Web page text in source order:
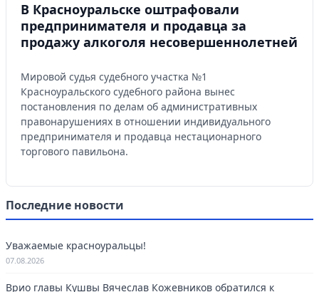
В Красноуральске оштрафовали
предпринимателя и продавца за
продажу алкоголя несовершеннолетней
Мировой судья судебного участка №1
Красноуральского судебного района вынес
постановления по делам об административных
правонарушениях в отношении индивидуального
предпринимателя и продавца нестационарного
торгового павильона.
Последние новости
Уважаемые красноуральцы!
07.08.2026
Врио главы Кушвы Вячеслав Кожевников обратился к